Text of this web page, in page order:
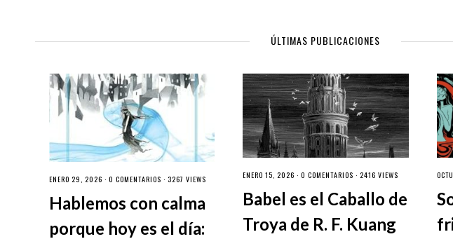
ÚLTIMAS PUBLICACIONES
ENERO 29, 2026 · 0 COMENTARIOS · 3267 VIEWS
Hablemos con calma
porque hoy es el día:
ENERO 15, 2026 ·0 COMENTARIOS · 2416 VIEWS
Babel es el Caballo de
Troya de R. F. Kuang